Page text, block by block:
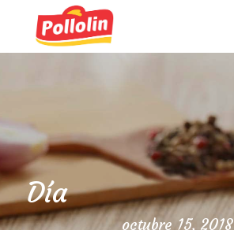
Día
octubre 15, 2018